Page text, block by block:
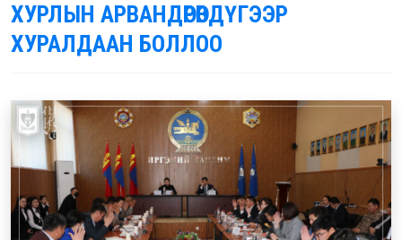
ХУРЛЫН АРВАНДӨРӨВДҮГЭЭР
ХУРАЛДААН БОЛЛОО